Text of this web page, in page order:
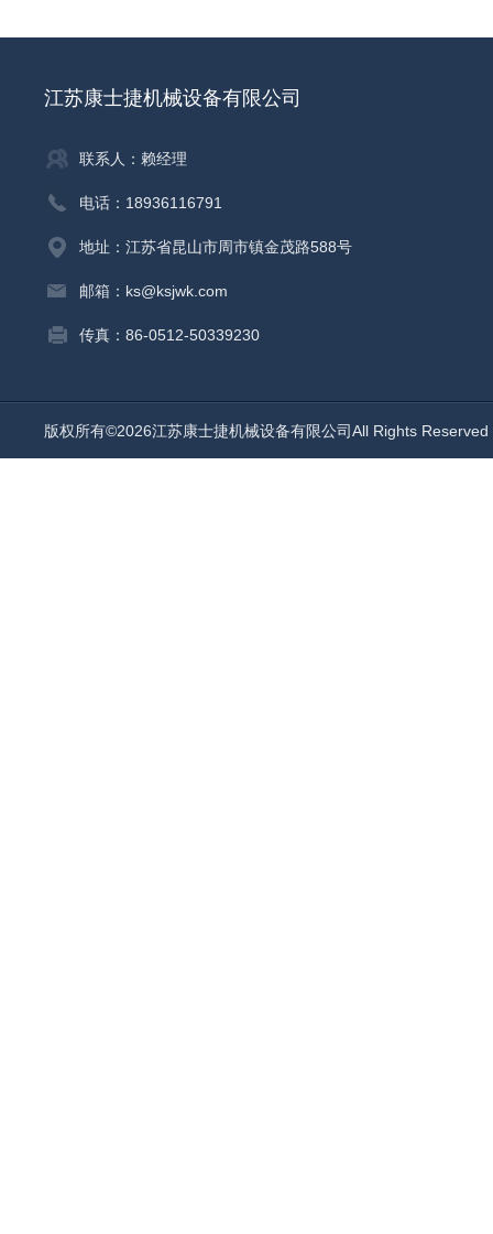
江苏康士捷机械设备有限公司
联系人：赖经理
电话：18936116791
地址：江苏省昆山市周市镇金茂路588号
邮箱：ks@ksjwk.com
传真：86-0512-50339230
版权所有©2026江苏康士捷机械设备有限公司All Rights